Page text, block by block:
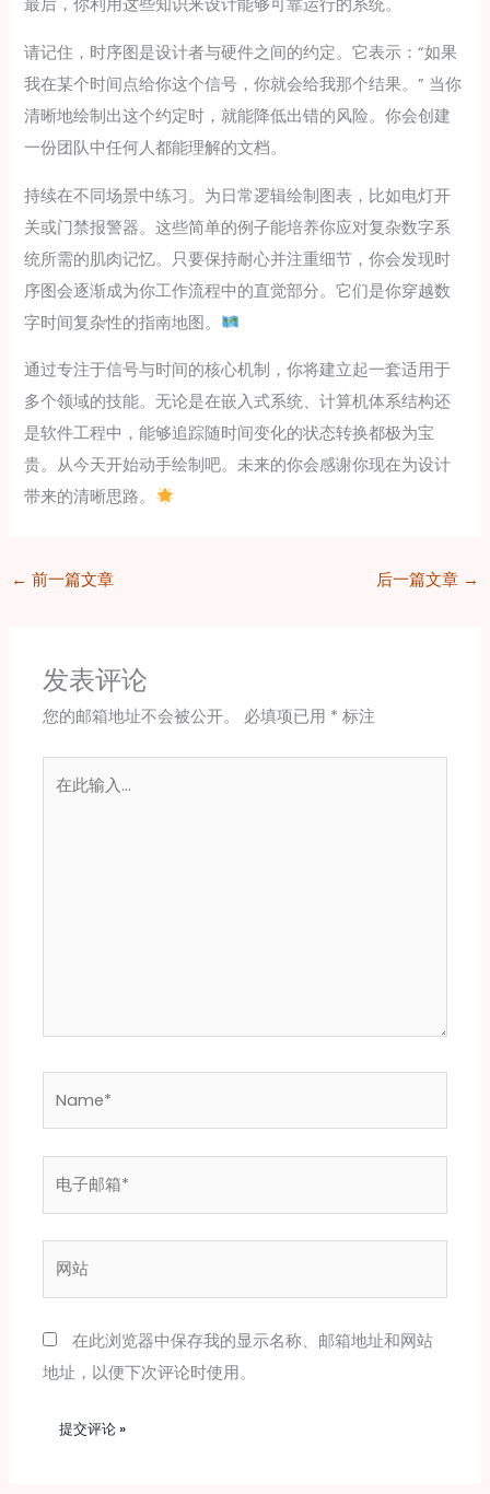
最后，你利用这些知识来设计能够可靠运行的系统。
请记住，时序图是设计者与硬件之间的约定。它表示：“如果
我在某个时间点给你这个信号，你就会给我那个结果。” 当你
清晰地绘制出这个约定时，就能降低出错的风险。你会创建
一份团队中任何人都能理解的文档。
持续在不同场景中练习。为日常逻辑绘制图表，比如电灯开
关或门禁报警器。这些简单的例子能培养你应对复杂数字系
统所需的肌肉记忆。只要保持耐心并注重细节，你会发现时
序图会逐渐成为你工作流程中的直觉部分。它们是你穿越数
字时间复杂性的指南地图。
通过专注于信号与时间的核心机制，你将建立起一套适用于
多个领域的技能。无论是在嵌入式系统、计算机体系结构还
是软件工程中，能够追踪随时间变化的状态转换都极为宝
贵。从今天开始动手绘制吧。未来的你会感谢你现在为设计
带来的清晰思路。
← 前一篇文章 后一篇文章 →
发表评论
您的邮箱地址不会被公开。 必填项已用 * 标注
箱
*
在此浏览器中保存我的显示名称、邮箱地址和网站
地址，以便下次评论时使用。